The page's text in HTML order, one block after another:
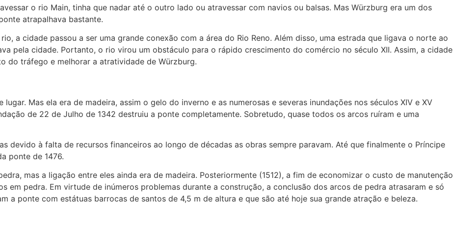
o rio Main, tinha que nadar até o outro lado ou atravessar com navios ou balsas. Mas Würzburg era um dos
atrapalhava bastante.
a cidade passou a ser uma grande conexão com a área do Rio Reno. Além disso, uma estrada que ligava o norte ao
pela cidade. Portanto, o rio virou um obstáculo para o rápido crescimento do comércio no século XII. Assim, a cidade
do tráfego e melhorar a atratividade de Würzburg.
Mas ela era de madeira, assim o gelo do inverno e as numerosas e severas inundações nos séculos XIV e XV
de 22 de Julho de 1342 destruiu a ponte completamente. Sobretudo, quase todos os arcos ruíram e uma
devido à falta de recursos financeiros ao longo de décadas as obras sempre paravam. Até que finalmente o Príncipe
ponte de 1476.
mas a ligação entre eles ainda era de madeira. Posteriormente (1512), a fim de economizar o custo de manutenção
em pedra. Em virtude de inúmeros problemas durante a construção, a conclusão dos arcos de pedra atrasaram e só
a ponte com estátuas barrocas de santos de 4,5 m de altura e que são até hoje sua grande atração e beleza.